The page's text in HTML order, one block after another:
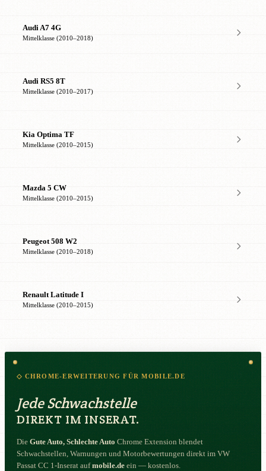
Audi A7 4G
Mittelklasse (2010–2018)
Audi RS5 8T
Mittelklasse (2010–2017)
Kia Optima TF
Mittelklasse (2010–2015)
Mazda 5 CW
Mittelklasse (2010–2015)
Peugeot 508 W2
Mittelklasse (2010–2018)
Renault Latitude I
Mittelklasse (2010–2015)
◇ CHROME-ERWEITERUNG FÜR MOBILE.DE
Jede Schwachstelle
DIREKT IM INSERAT.
Die Gute Auto, Schlechte Auto Chrome Extension blendet
Schwachstellen, Warnungen und Motorbewertungen direkt im VW
Passat CC 1-Inserat aufmobile.de ein — kostenlos.